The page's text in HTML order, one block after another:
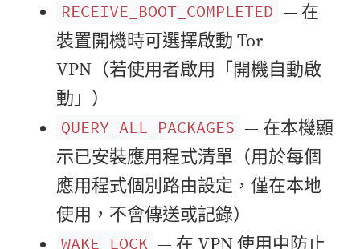
RECEIVE_BOOT_COMPLETED — 在
裝置開機時可選擇啟動 Tor
VPN（若使用者啟用「開機自動啟
動」）
QUERY_ALL_PACKAGES — 在本機顯
示已安裝應用程式清單（用於每個
應用程式個別路由設定，僅在本地
使用，不會傳送或記錄）
WAKE_LOCK — 在 VPN 使用中防止